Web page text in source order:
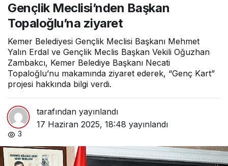
ziyaret
Gençlik Meclisi’nden Başkan
Topaloğlu’na ziyaret
Kemer Belediyesi Gençlik Meclisi Başkanı Mehmet
Yalın Erdal ve Gençlik Meclis Başkan Vekili Oğuzhan
Zambakcı, Kemer Belediye Başkanı Necati
Topaloğlu’nu makamında ziyaret ederek, “Genç Kart”
projesi hakkında bilgi verdi.
tarafından yayınlandı
17 Haziran 2025, 18:48 yayınlandı
3